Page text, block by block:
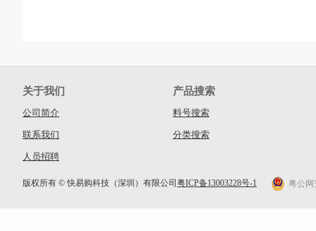
关于我们
公司简介
联系我们
人员招聘
产品搜索
料号搜索
分类搜索
版权所有 © 快易购科技（深圳）有限公司 粤ICP备13003228号-1 粤公网